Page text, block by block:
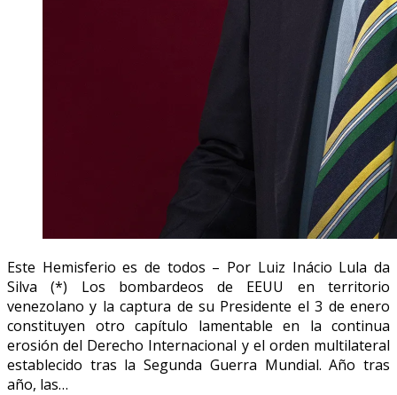
Este Hemisferio es de todos – Por Luiz Inácio Lula da
Silva (*) Los bombardeos de EEUU en territorio
venezolano y la captura de su Presidente el 3 de enero
constituyen otro capítulo lamentable en la continua
erosión del Derecho Internacional y el orden multilateral
establecido tras la Segunda Guerra Mundial. Año tras
año, las…